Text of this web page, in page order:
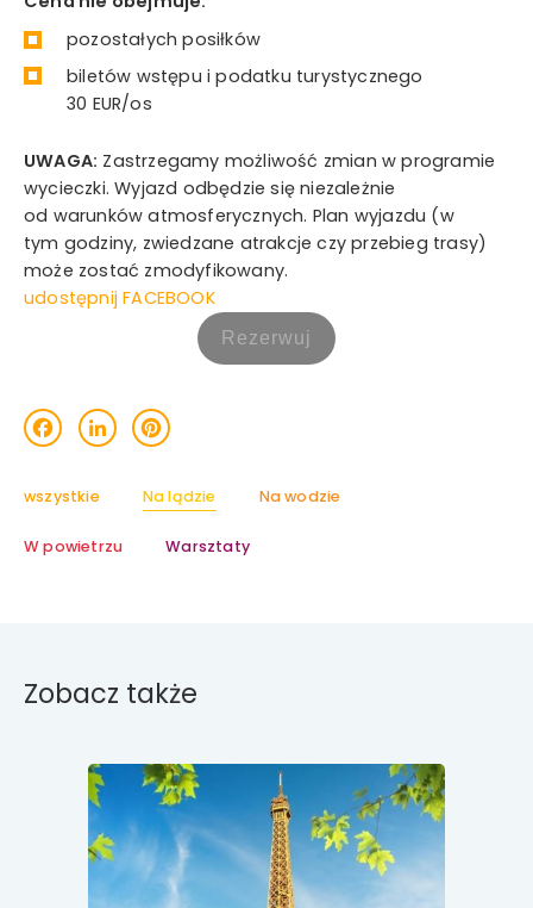
pozostałych posiłków
biletów wstępu i podatku turystycznego
30 EUR/os
UWAGA: Zastrzegamy możliwość zmian w programie
wycieczki. Wyjazd odbędzie się niezależnie
od warunków atmosferycznych. Plan wyjazdu (w
tym godziny, zwiedzane atrakcje czy przebieg trasy)
może zostać zmodyfikowany.
udostępnij FACEBOOK
LinkedInPinterest
wszystkie Na lądzie Na wodzie
W powietrzu Warsztaty
Zobacz także